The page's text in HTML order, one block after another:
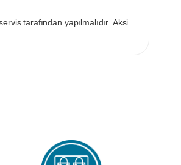
tarafından yapılmalıdır. Aksi